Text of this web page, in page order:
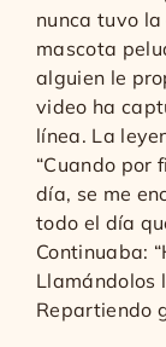
nunca tuvo
mascota
alguien le
video ha
línea. La
“Cuando por
día, se me
todo el día
Continuaba:
Llamándolos
Repartiendo